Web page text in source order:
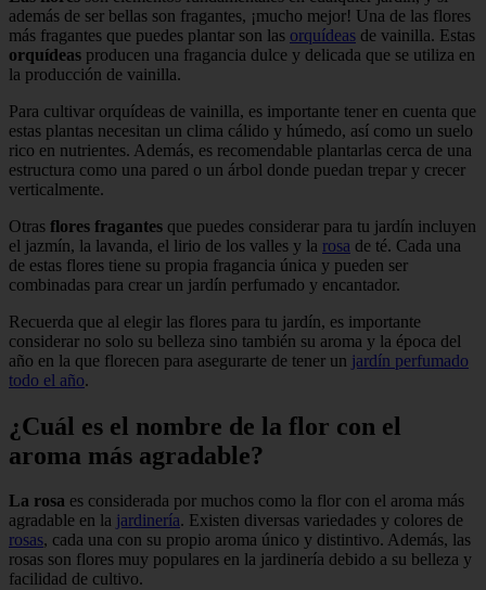
además de ser bellas son fragantes, ¡mucho mejor! Una de las flores
más fragantes que puedes plantar son las orquídeas de vainilla. Estas
orquídeas producen una fragancia dulce y delicada que se utiliza en
la producción de vainilla.
Para cultivar orquídeas de vainilla, es importante tener en cuenta que
estas plantas necesitan un clima cálido y húmedo, así como un suelo
rico en nutrientes. Además, es recomendable plantarlas cerca de una
estructura como una pared o un árbol donde puedan trepar y crecer
verticalmente.
Otras flores fragantes que puedes considerar para tu jardín incluyen
el jazmín, la lavanda, el lirio de los valles y la rosa de té. Cada una
de estas flores tiene su propia fragancia única y pueden ser
combinadas para crear un jardín perfumado y encantador.
Recuerda que al elegir las flores para tu jardín, es importante
considerar no solo su belleza sino también su aroma y la época del
año en la que florecen para asegurarte de tener un jardín perfumado
todo el año.
¿Cuál es el nombre de la flor con el
aroma más agradable?
La rosa es considerada por muchos como la flor con el aroma más
agradable en la jardinería. Existen diversas variedades y colores de
rosas, cada una con su propio aroma único y distintivo. Además, las
rosas son flores muy populares en la jardinería debido a su belleza y
facilidad de cultivo.